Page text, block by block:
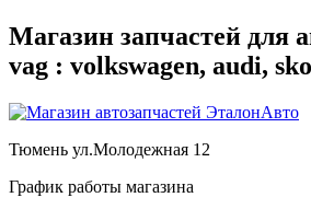
Магазин запчастей для
vag : volkswagen, audi,
Тюмень ул.Молодежная 12
График работы магазина